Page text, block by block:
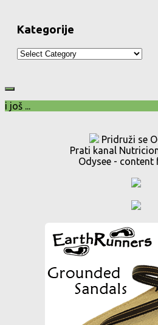
Kategorije
Kategorije
i još ...
Pridruži se
Prati kanal
Odysee - content